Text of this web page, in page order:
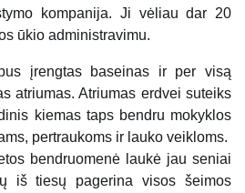
kompanija. Ji vėliau dar 20
ūkio administravimu.
įrengtas baseinas ir per visą
atriumas. Atriumas erdvei suteiks
kiemas taps bendru mokyklos
pertraukoms ir lauko veikloms.
bendruomenė laukė jau seniai
iš tiesų pagerina visos šeimos